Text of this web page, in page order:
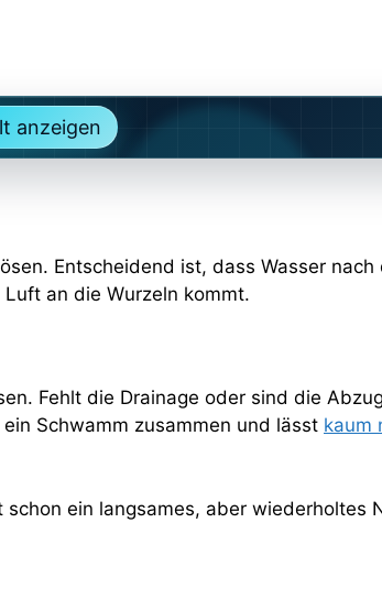
anzeigen
Entscheidend ist, dass Wasser
an die Wurzeln kommt.
Fehlt die Drainage oder sind die
Schwamm zusammen und lässt kaum
ein langsames, aber wiederholtes